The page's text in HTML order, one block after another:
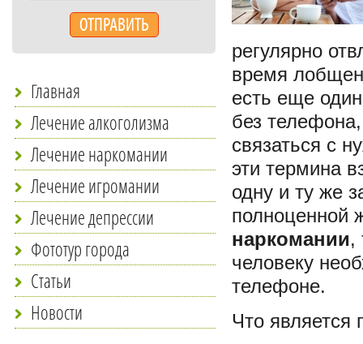
Главная
Лечение алкоголизма
Лечение наркомании
Лечение игромании
Лечение депрессии
Фототур города
Статьи
Новости
регулярно
время
есть еще
без
связаться с
эти термина
одну и ту же
полноценной
наркомании,
человеку
телефоне.
Что является